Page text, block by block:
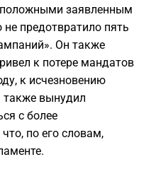
заявленным
предотвратило пять
Он также
к потере мандатов
к исчезновению
также вынудил
с более
по его словам,